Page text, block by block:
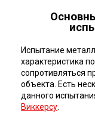
Испытание
характеристика
сопротивляться
объекта. Есть
данного
Виккерсу